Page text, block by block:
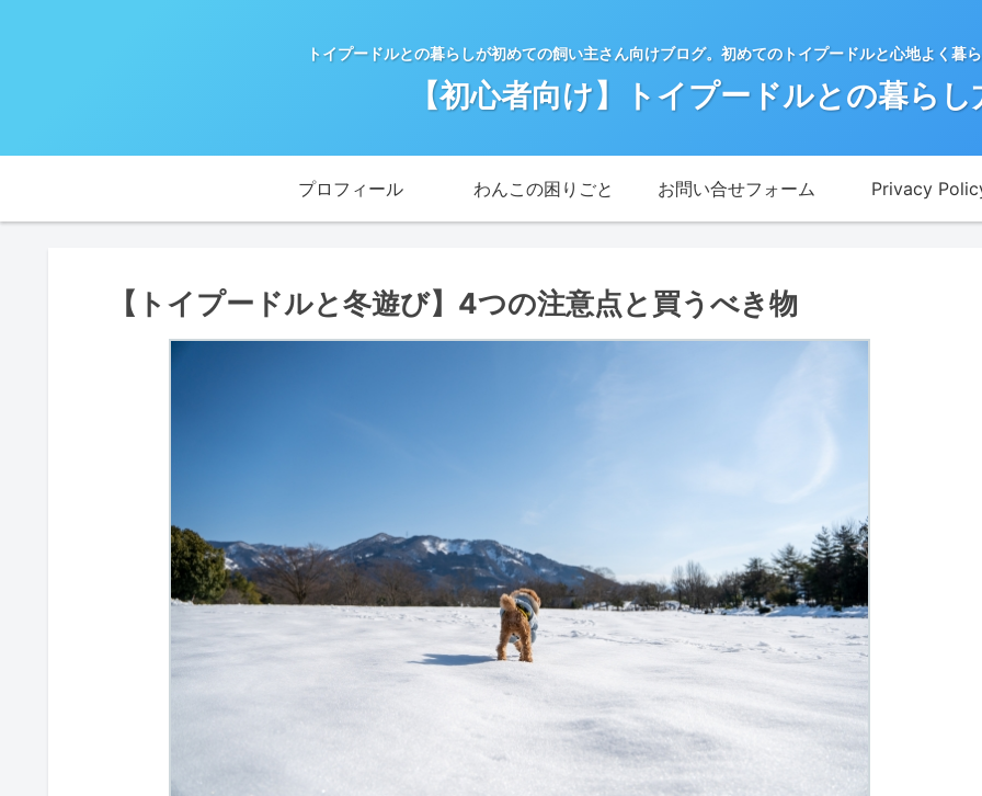
トイプードルとの暮らしが初めての飼い主さん向けブログ。初めてのトイプードルと心地よく暮
【初心者向け】トイプードルとの暮らし
プロフィール わんこの困りごと お問い合せフォーム Privacy
【トイプードルと冬遊び】4つの注意点と買うべき物